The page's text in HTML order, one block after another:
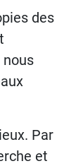
des
Par
et